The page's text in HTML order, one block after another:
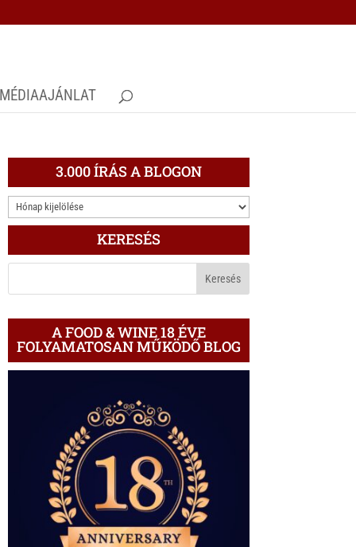
MÉDIAAJÁNLAT
3.000 ÍRÁS A BLOGON
3.000
ÍRÁS
BLOGON
KERESÉS
A FOOD & WINE 18 ÉVE
FOLYAMATOSAN MŰKÖDŐ BLOG